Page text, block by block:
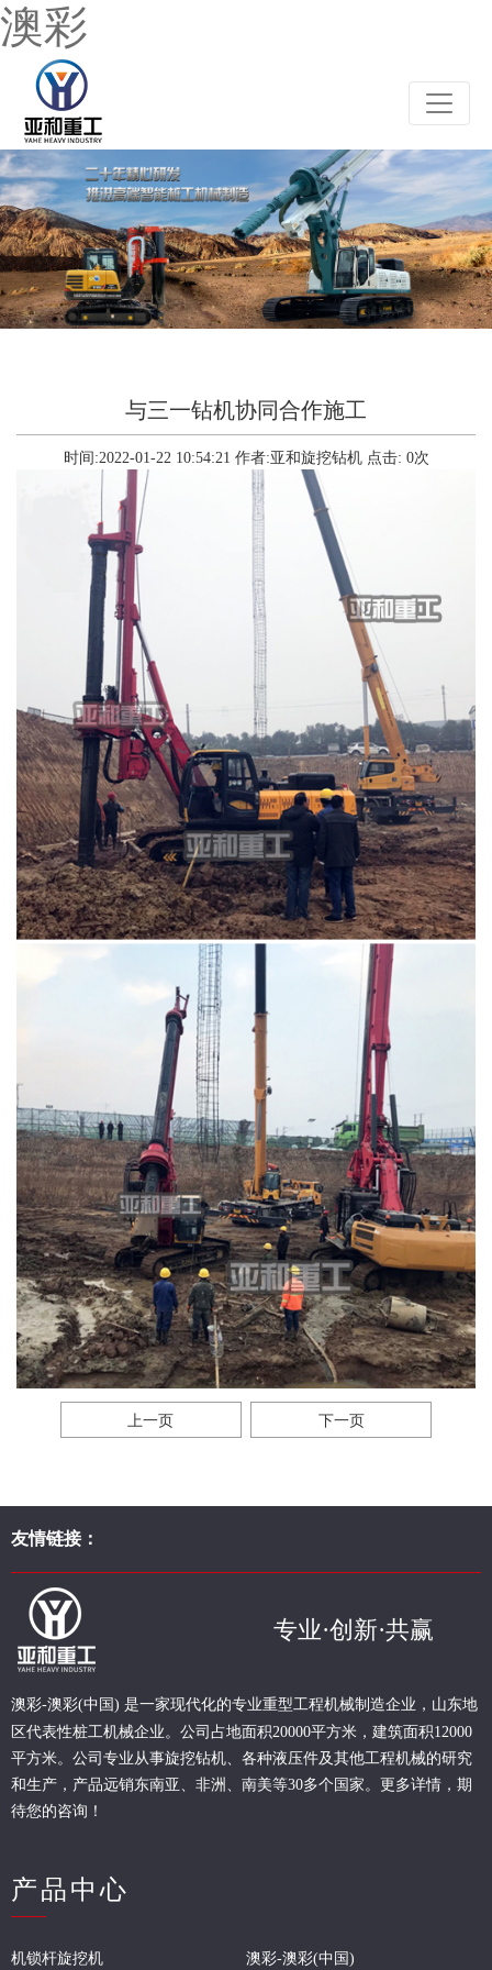
澳彩
与三一钻机协同合作施工
时间:2022-01-22 10:54:21 作者:亚和旋挖钻机 点击: 0次
上一页 下一页
友情链接：
专业·创新·共赢
澳彩-澳彩(中国) 是一家现代化的专业重型工程机械制造企业，山东地
区代表性桩工机械企业。 公司占地面积20000平方米，建筑面积12000
平方米。公司专业从事旋挖钻机、各种液压件及其他工程机械的研究
和生产，产品远销东南亚、非洲、南美等30多个国家。更多详情，期
待您的咨询！
产品中心
机锁杆旋挖机 澳彩-澳彩(中国)